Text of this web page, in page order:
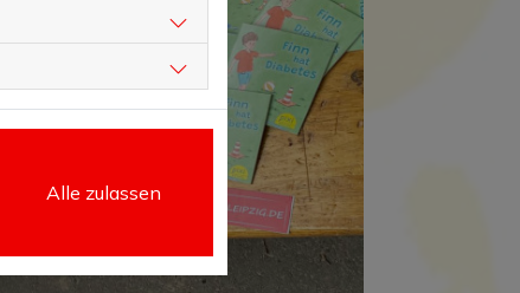
Alle zulassen